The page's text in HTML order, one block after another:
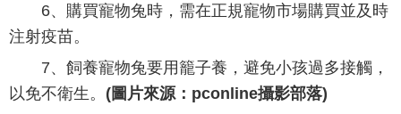
6、購買寵物兔時，需在正規寵物市場購買並及時
注射疫苗。
7、飼養寵物兔要用籠子養，避免小孩過多接觸，
以免不衛生。 (圖片來源：pconline攝影部落)